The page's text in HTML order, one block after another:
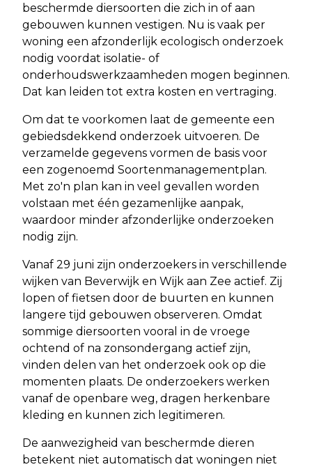
beschermde diersoorten die zich in of aan
gebouwen kunnen vestigen. Nu is vaak per
woning een afzonderlijk ecologisch onderzoek
nodig voordat isolatie- of
onderhoudswerkzaamheden mogen beginnen.
Dat kan leiden tot extra kosten en vertraging.
Om dat te voorkomen laat de gemeente een
gebiedsdekkend onderzoek uitvoeren. De
verzamelde gegevens vormen de basis voor
een zogenoemd Soortenmanagementplan.
Met zo'n plan kan in veel gevallen worden
volstaan met één gezamenlijke aanpak,
waardoor minder afzonderlijke onderzoeken
nodig zijn.
Vanaf 29 juni zijn onderzoekers in verschillende
wijken van Beverwijk en Wijk aan Zee actief. Zij
lopen of fietsen door de buurten en kunnen
langere tijd gebouwen observeren. Omdat
sommige diersoorten vooral in de vroege
ochtend of na zonsondergang actief zijn,
vinden delen van het onderzoek ook op die
momenten plaats. De onderzoekers werken
vanaf de openbare weg, dragen herkenbare
kleding en kunnen zich legitimeren.
De aanwezigheid van beschermde dieren
betekent niet automatisch dat woningen niet